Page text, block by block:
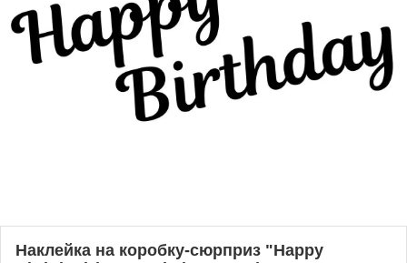
Наклейка на коробку-сюрприз "Happy